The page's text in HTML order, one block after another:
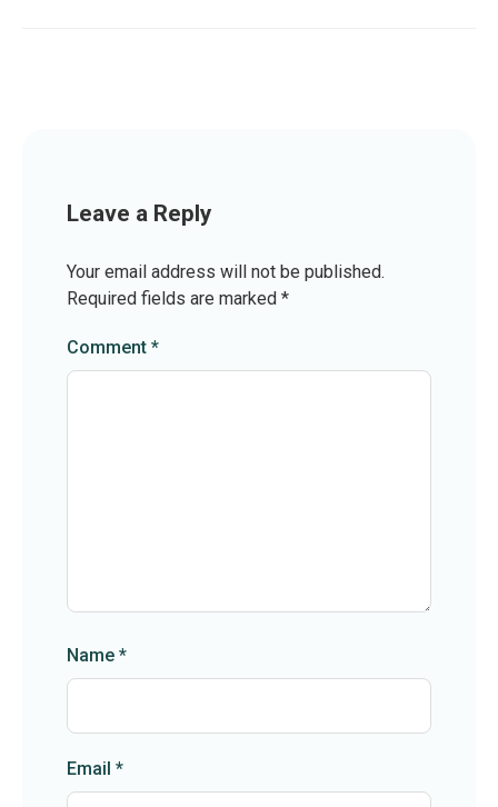
Leave a Reply
Your email address will not be published.
Required fields are marked *
Comment *
Name *
Email *